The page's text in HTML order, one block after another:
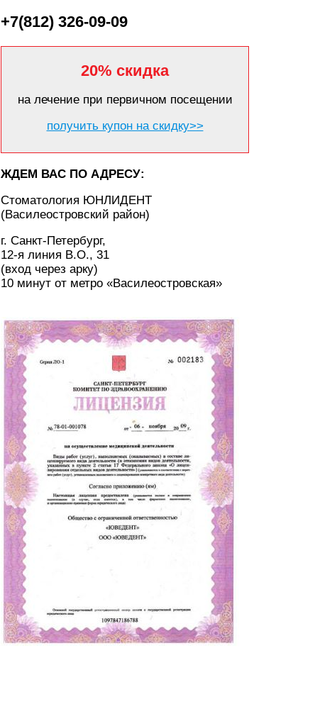
+7(812) 326-09-09
20% скидка
на лечение при первичном посещении
получить купон на скидку>>
ЖДЕМ ВАС ПО АДРЕСУ:
Стоматология ЮНЛИДЕНТ
(Василеостровский район)
г. Санкт-Петербург,
12-я линия В.О., 31
(вход через арку)
10 минут от метро «Василеостровская»